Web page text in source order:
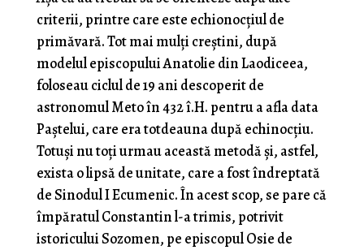
criterii, printre care este echionocțiul de
primăvară. Tot mai mulți creștini, după
modelul episcopului Anatolie din Laodiceea,
foloseau ciclul de 19 ani descoperit de
astronomul Meto în 432 î.H. pentru a afla data
Paștelui, care era totdeauna după echinocțiu.
Totuși nu toți urmau această metodă și, astfel,
exista o lipsă de unitate, care a fost îndreptată
de Sinodul I Ecumenic. În acest scop, se pare că
împăratul Constantin l-a trimis, potrivit
istoricului Sozomen, pe episcopul Osie de